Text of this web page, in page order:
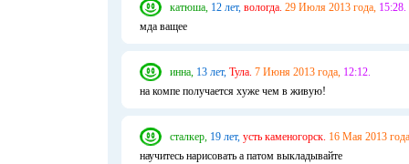
катюша, 12 лет, вологда. 29 Июля 2013 года, 15:28.
мда ващее
инна, 13 лет, Тула. 7 Июня 2013 года, 12:12.
на компе получается хуже чем в живую!
сталкер, 19 лет, усть каменогорск. 16 Мая 2013
научитесь нарисовать а патом выкладывайте